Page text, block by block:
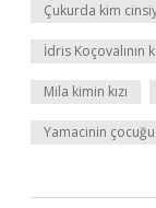
Çukurda kim
İdris Koçovalının
Mila kimin kızı
Yamacinin